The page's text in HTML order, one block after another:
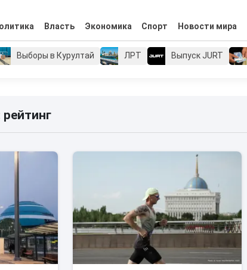
Власть Экономика Спорт Новости мира
Выборы в Курултай ЛРТ Выпуск JURT